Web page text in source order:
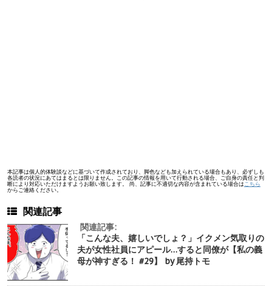
本記事は個人的体験談などに基づいて作成されており、脚色なども加えられている場合もあり、必ずしも
各読者の状況にあてはまるとは限りません。この記事の情報を用いて行動される場合、ご自身の責任と判
断により対応いただけますようお願い致します。 尚、記事に不適切な内容が含まれている場合はこちら
からご連絡ください。
関連記事
関連記事:
「こんな夫、嬉しいでしょ？」イクメン気取りの
夫が女性社員にアピール…すると同僚が【私の義
母が神すぎる！ #29】 by 尾持トモ